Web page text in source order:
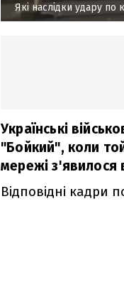
Які наслідки удару
Українські
"Бойкий", коли
мережі з'явилося
Відповідні кадри